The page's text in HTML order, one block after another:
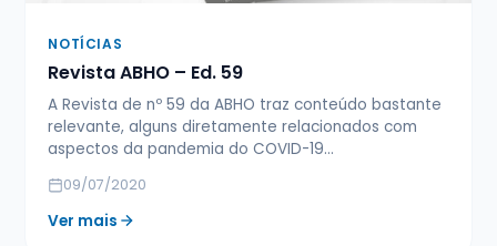
NOTÍCIAS
Revista ABHO – Ed. 59
A Revista de nº 59 da ABHO traz conteúdo bastante
relevante, alguns diretamente relacionados com
aspectos da pandemia do COVID-19…
09/07/2020
Ver mais